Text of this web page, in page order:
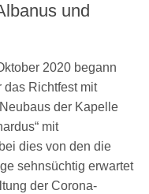
und
2020 begann
das Richtfest mit
der Kapelle
mit
dies von den die
sehnsüchtig erwartet
der Corona-